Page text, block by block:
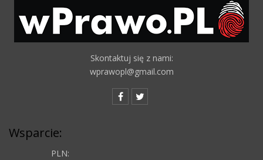
Skontaktuj się z nami:
wprawopl@gmail.com
Wsparcie:
PLN: